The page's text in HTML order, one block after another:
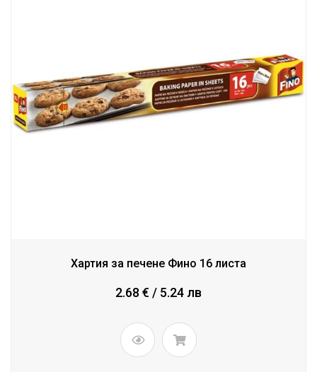
Хартия за печене Фино 16 листа
2.68 € / 5.24 лв